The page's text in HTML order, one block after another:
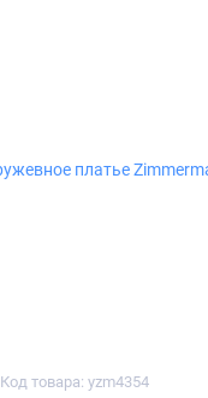
Код товара: yzm4354